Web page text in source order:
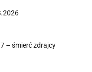
– śmierć zdrajcy